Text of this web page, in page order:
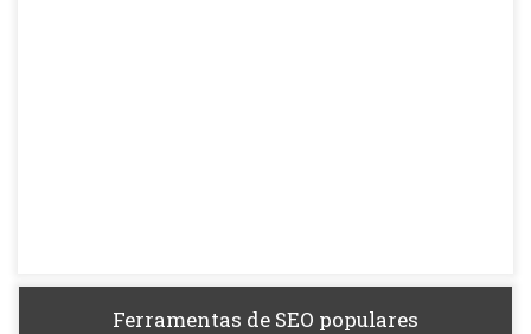
Ferramentas de SEO populares